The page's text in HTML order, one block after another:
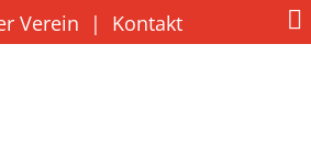
Verein | Kontakt